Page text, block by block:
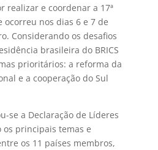
realizar e coordenar a 17ª
ocorreu nos dias 6 e 7 de
Considerando os desafios
brasileira do BRICS
prioritários: a reforma da
e a cooperação do Sul
se a Declaração de Líderes
os principais temas e
os 11 países membros,